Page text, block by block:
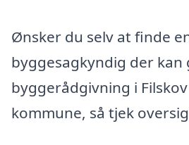
Ønsker du selv at finde
byggesagkyndig der kan
byggerådgivning i
kommune, så tjek